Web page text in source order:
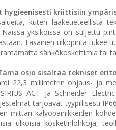
hygieenisesti kriittisiin
kuten lääketieteellistä
Näissä yksiköissä on suljettu
Tasainen ulkopinta tukee
sähkökoskettimia tai
osio sisältää tekniset
22,3 millimetrin ohjaus- ja
ACT ja Schneider
tarjoavat tyypillisesti
mittari kalvopainikkeiden
ulkoisia kosketinlohkoja,